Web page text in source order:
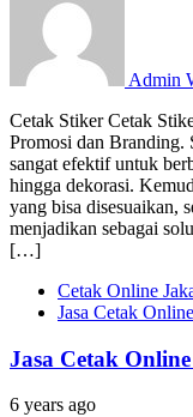
Admin
Cetak Stiker Cetak
Promosi dan Branding.
sangat efektif untuk
hingga dekorasi.
yang bisa disesuaikan,
menjadikan sebagai
[…]
Cetak Online
Jasa Cetak
Jasa Cetak
6 years ago